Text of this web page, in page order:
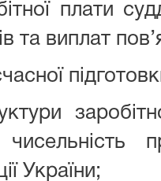
плати
та виплат
України;